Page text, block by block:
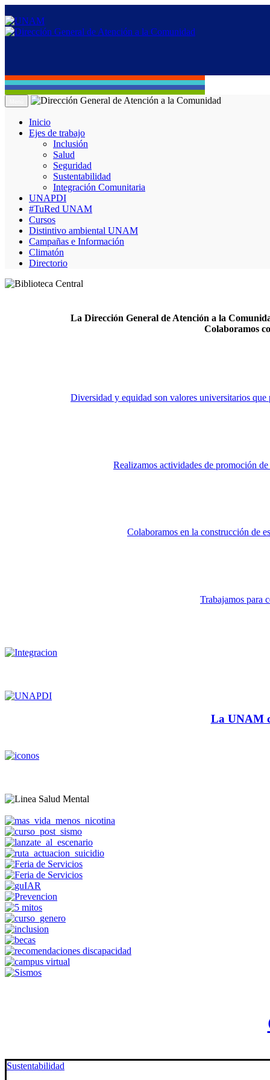
Inicio
Ejes de trabajo
Inclusión
Salud
Seguridad
Sustentabilidad
Integración Comunitaria
UNAPDI
#TuRed UNAM
Cursos
Distintivo ambiental UNAM
Campañas e Información
Climatón
Directorio
La Dirección General de Atención a la
Colaboramos
Diversidad y equidad son valores universitarios que
Realizamos actividades de promoción
Colaboramos en la construcción de
Trabajamos para
La UNAM
Sustentabilidad